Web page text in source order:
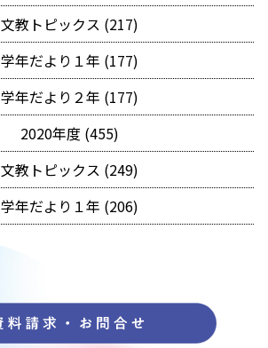
文教トピックス (217)
学年だより１年 (177)
学年だより２年 (177)
2020年度 (455)
文教トピックス (249)
学年だより１年 (206)